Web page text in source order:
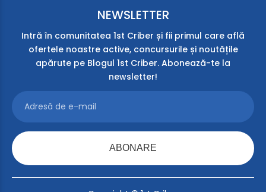
NEWSLETTER
Intră în comunitatea 1st Criber și fii primul care află
ofertele noastre active, concursurile și noutățile
apărute pe Blogul 1st Criber. Abonează-te la
newsletter!
ABONARE